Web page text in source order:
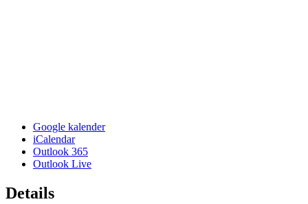
Google kalender
iCalendar
Outlook 365
Outlook Live
Details